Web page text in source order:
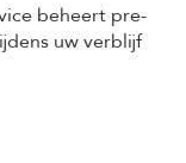
beheert pre-
uw verblijf